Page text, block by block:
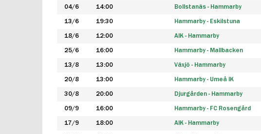
04/6 14:00 Bollstanäs - Hammarby
13/6 19:30 Hammarby - Eskilstuna
18/6 12:00 AIK - Hammarby
25/6 16:00 Hammarby - Mallbacken
13/8 13:00 Växjö - Hammarby
20/8 13:00 Hammarby - Umeå IK
30/8 20:00 Djurgården - Hammarby
09/9 16:00 Hammarby - FC Rosengård
17/9 18:00 AIK - Hammarby